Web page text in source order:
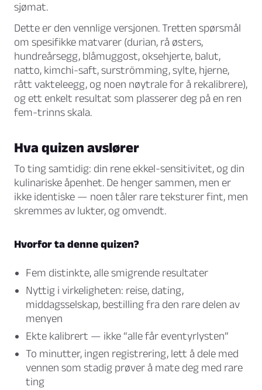
sjømat.
Dette er den vennlige versjonen. Tretten spørsmål
om spesifikke matvarer (durian, rå østers,
hundreårsegg, blåmuggost, oksehjerte, balut,
natto, kimchi-saft, surströmming, sylte, hjerne,
rått vakteleegg, og noen nøytrale for å rekalibrere),
og ett enkelt resultat som plasserer deg på en ren
fem-trinns skala.
Hva quizen avslører
To ting samtidig: din rene ekkel-sensitivitet, og din
kulinariske åpenhet. De henger sammen, men er
ikke identiske — noen tåler rare teksturer fint, men
skremmes av lukter, og omvendt.
Hvorfor ta denne quizen?
Fem distinkte, alle smigrende resultater
Nyttig i virkeligheten: reise, dating,
middagsselskap, bestilling fra den rare delen av
menyen
Ekte kalibrert — ikke “alle får eventyrlysten”
To minutter, ingen registrering, lett å dele med
vennen som stadig prøver å mate deg med rare
ting